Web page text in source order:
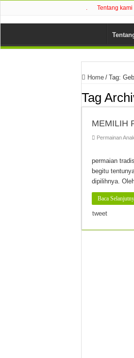
. Tentang kami
Home / Tag:
Tag
MEMILIH
Permainan Anak
permaian
begitu
dipilihnya.
Baca
tweet